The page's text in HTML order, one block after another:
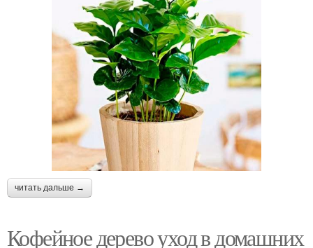
читать дальше →
Кофейное дерево уход в домашних